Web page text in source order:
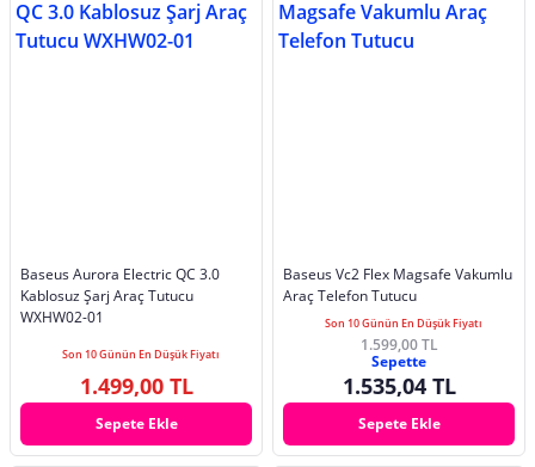
Baseus Aurora Electric QC 3.0
Kablosuz Şarj Araç Tutucu
WXHW02-01
Son 10 Günün En Düşük Fiyatı
1.499,00 TL
Sepete Ekle
Baseus Vc2 Flex Magsafe Vakumlu
Araç Telefon Tutucu
Son 10 Günün En Düşük Fiyatı
1.599,00 TL
Sepette
1.535,04 TL
Sepete Ekle